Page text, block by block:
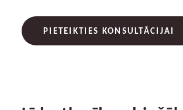
PIETEIKTIES KONSULTĀCIJAI